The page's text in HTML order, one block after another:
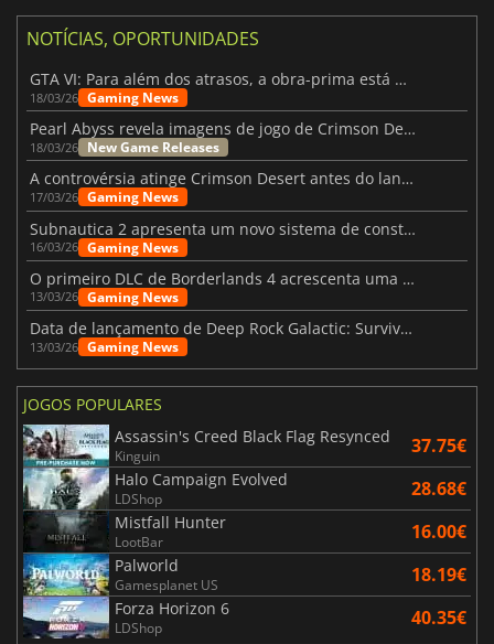
NOTÍCIAS, OPORTUNIDADES
GTA VI: Para além dos atrasos, a obra-prima está quase a chegar
18/03/26 Gaming News
Pearl Abyss revela imagens de jogo de Crimson Desert para a PS5
18/03/26 New Game Releases
A controvérsia atinge Crimson Desert antes do lançamento
17/03/26 Gaming News
Subnautica 2 apresenta um novo sistema de construção de bases
16/03/26 Gaming News
O primeiro DLC de Borderlands 4 acrescenta uma nova personagem e muito mais
13/03/26 Gaming News
Data de lançamento de Deep Rock Galactic: Survivor - The Heavy Duty Expansion
13/03/26 Gaming News
JOGOS POPULARES
Assassin's Creed Black Flag Resynced
Kinguin 37.75€
Halo Campaign Evolved
LDShop 28.68€
Mistfall Hunter
LootBar 16.00€
Palworld
Gamesplanet US 18.19€
Forza Horizon 6
LDShop 40.35€